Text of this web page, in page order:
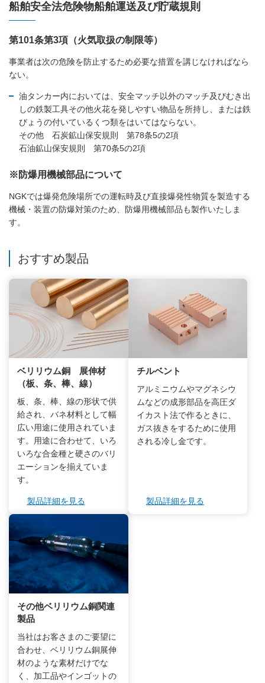
船舶安全法危険物船舶運送及び貯蔵規則
第101条第3項（火気取扱の制限等）
事業者は次の危険を防止するため必要な措置を講じなければなら
ない。
油タンカー内においては、安全マッチ以外のマッチ及びむき出
しの鉄製工具その他火花を発しやすい物品を所持し、または鉄
びょうの付いているくつ類をはいてはならない。
その他 石炭鉱山保安規則 第78条5の2項
石油鉱山保安規則 第70条5の2項
※防爆用機械部品について
NGKでは爆発危険場所での運転時及び直接爆発性物質を製造する
機械・装置の防爆対策のため、防爆用機械部品も製作いたしま
す。
おすすめ製品
ベリリウム銅 展伸材
（板、条、棒、線）
板、条、棒、線の形状で供
給され、バネ材料として幅
広い用途に使用されていま
す。用途に合わせて、いろ
いろな合金種と硬さのバリ
エーションを揃えていま
す。
製品詳細を見る
チルベント
アルミニウムやマグネシウ
ムなどの成形部品を高圧ダ
イカスト法で作るときに、
ガス抜きをするために使用
される冷し金です。
製品詳細を見る
その他ベリリウム銅関連
製品
当社はお客さまのご要望に
合わせ、ベリリウム銅展伸
材のような素材だけでな
く、加工品やインゴットの